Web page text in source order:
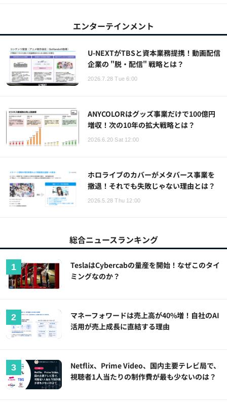
エンターテインメント
U-NEXTがTBSと資本業務提携！動画配信
企業の "脱・配信" 戦略とは？
2026.7.28 Tue 6:00
ANYCOLORはグッズ事業だけで100億円
増収！次の10年の拡大戦略とは？
2026.6.20 Sat 12:00
ホロライブのカバーがメタバース事業を
撤退！それでも失敗じゃない理由とは？
2026.5.28 Thu 12:00
総合ニュースランキング
TeslaはCybercabの量産を開始！なぜこのタイ
ミングなのか？
マネーフォワードは売上高が40%増！自社のAI
活用が売上成長に直結する理由
Netflix、Prime Video、国内主要テレビ局で、
視聴者1人当たりの制作費が最も少ないのは？